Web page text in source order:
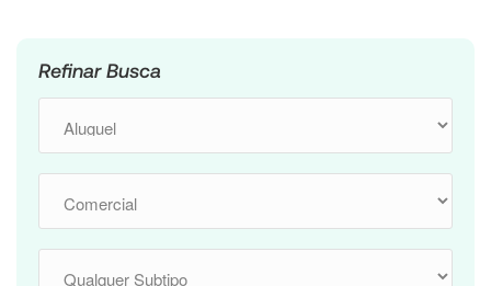
Refinar Busca